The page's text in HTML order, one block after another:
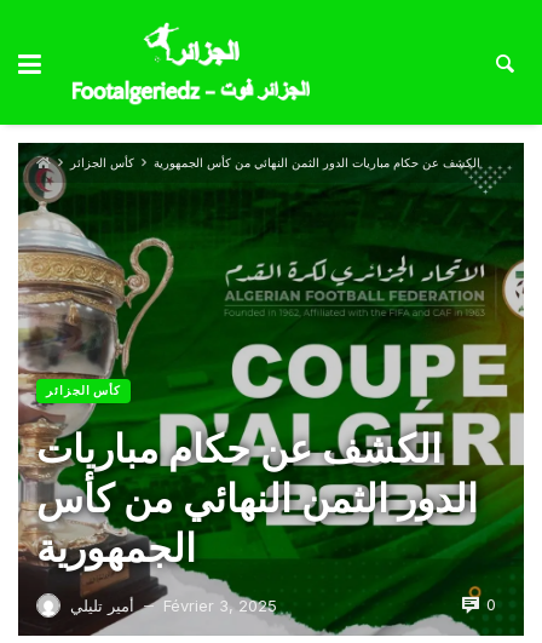
كأس الجزائر الكشف عن حكام مباريات الدور الثمن النهائي من كأس الجمهورية
كأس الجزائر
الكشف عن حكام مباريات
الدور الثمن النهائي من كأس
الجمهورية
أمير تليلي — Février 3, 2025 0